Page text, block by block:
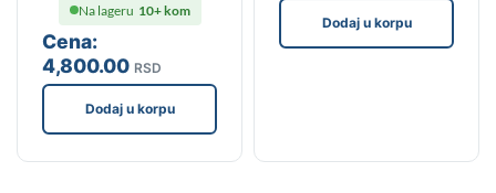
Cena:
4,800.00 RSD
Na lageru 10+ kom
Dodaj u korpu
Dodaj u korpu